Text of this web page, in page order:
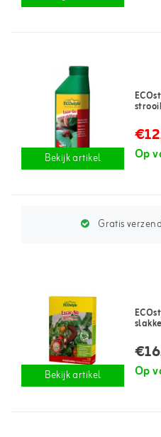
Bekijk artikel
Op
Gratis
Bekijk artikel Op